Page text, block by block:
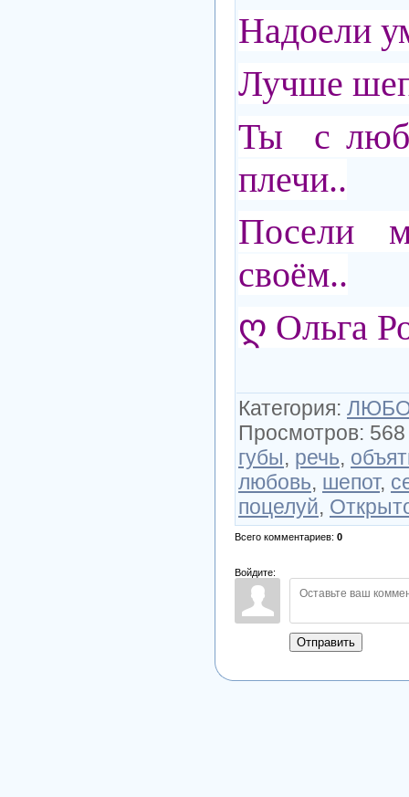
Надоели
Лучше
Ты с
плечи..
Посели
своём..
ღ Ольга
Категория:
Просмотров: 568
губы, речь,
любовь, шепот,
поцелуй,
Всего комментариев: 0
Войдите:
Отправить